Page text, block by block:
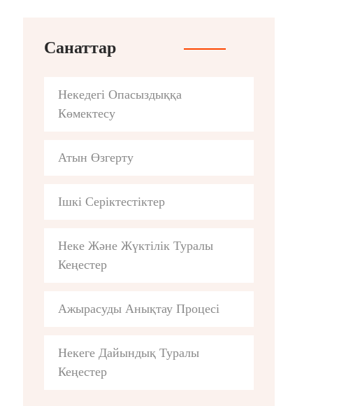
Санаттар
Некедегі Опасыздыққа
Көмектесу
Атын Өзгерту
Ішкі Серіктестіктер
Неке Және Жүктілік Туралы
Кеңестер
Ажырасуды Анықтау Процесі
Некеге Дайындық Туралы
Кеңестер